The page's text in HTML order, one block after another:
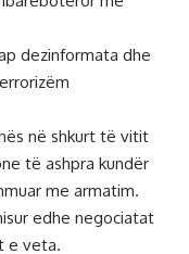
dezinformata dhe
në shkurt të vitit
të ashpra kundër
me armatim.
edhe negociatat
e veta.